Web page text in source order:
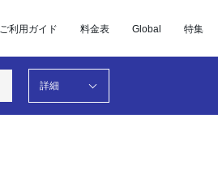
ご利用ガイド 料金表 Global 特集
詳細